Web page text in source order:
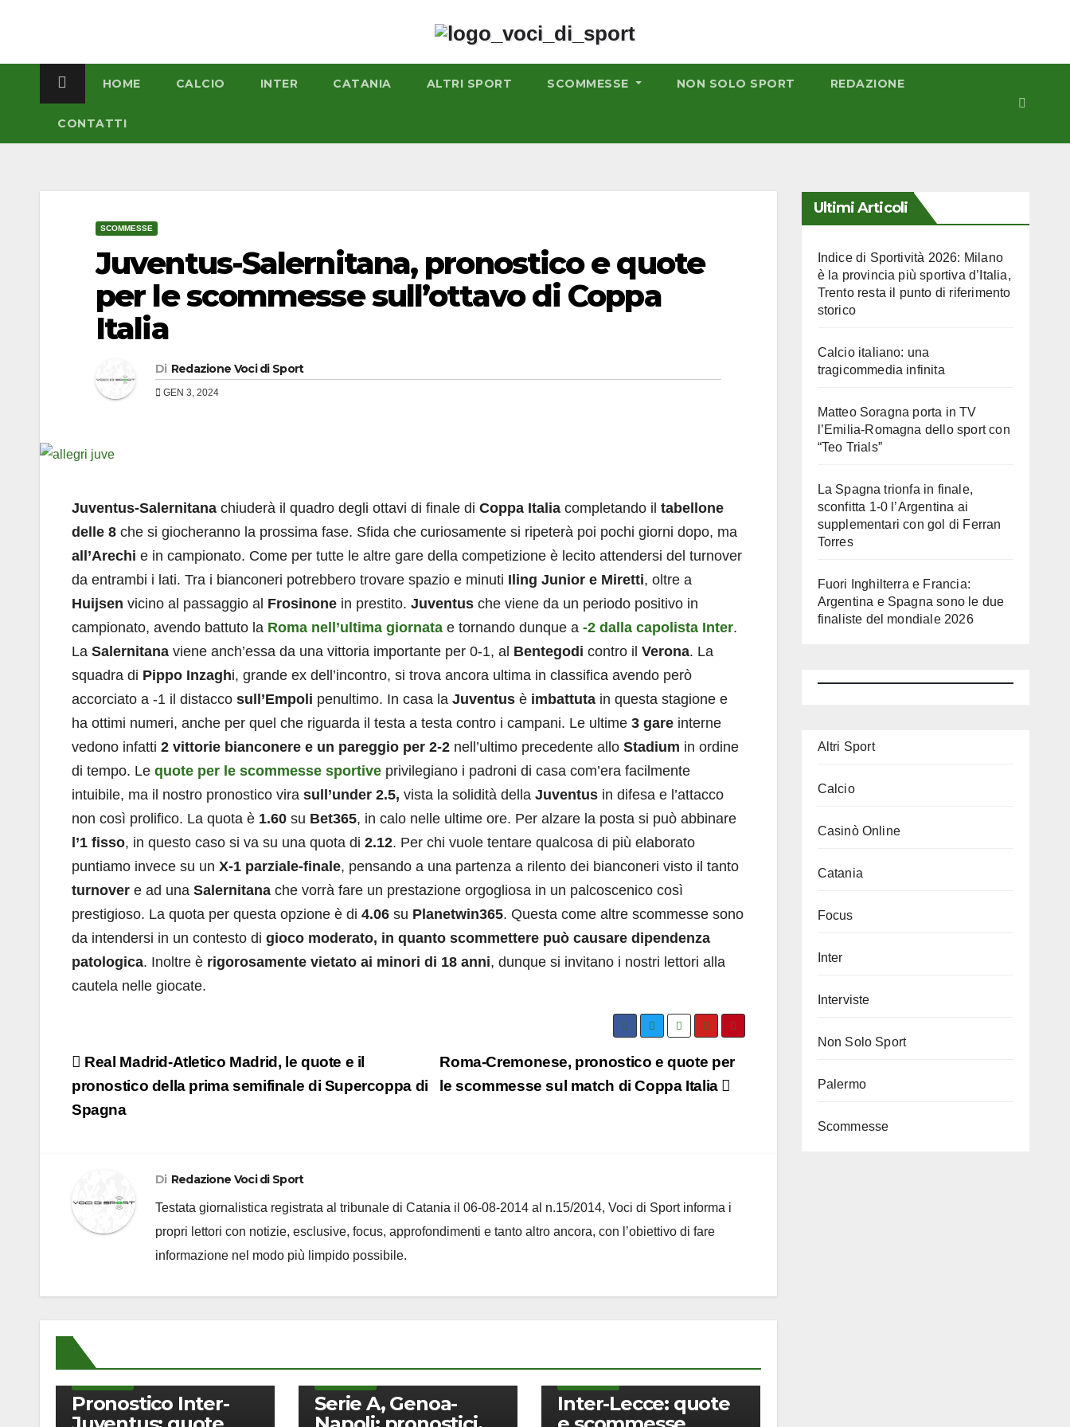
HOME CALCIO INTER CATANIA ALTRI SPORT SCOMMESSE NON SOLO SPORT REDAZIONE
CONTATTI
SCOMMESSE
Juventus-Salernitana, pronostico e quote
per le scommesse sull’ottavo di Coppa
Italia
Di Redazione Voci di Sport
GEN 3, 2024
Juventus-Salernitana chiuderà il quadro degli ottavi di finale di Coppa Italia completando il tabellone
delle 8 che si giocheranno la prossima fase. Sfida che curiosamente si ripeterà poi pochi giorni dopo, ma
all’Arechi e in campionato. Come per tutte le altre gare della competizione è lecito attendersi del turnover
da entrambi i lati. Tra i bianconeri potrebbero trovare spazio e minuti Iling Junior e Miretti, oltre a
Huijsen vicino al passaggio al Frosinone in prestito. Juventus che viene da un periodo positivo in
campionato, avendo battuto la Roma nell’ultima giornata e tornando dunque a -2 dalla capolista Inter.
La Salernitana viene anch’essa da una vittoria importante per 0-1, al Bentegodi contro il Verona. La
squadra di Pippo Inzaghi, grande ex dell’incontro, si trova ancora ultima in classifica avendo però
accorciato a -1 il distacco sull’Empoli penultimo. In casa la Juventus è imbattuta in questa stagione e
ha ottimi numeri, anche per quel che riguarda il testa a testa contro i campani. Le ultime 3 gare interne
vedono infatti 2 vittorie bianconere e un pareggio per 2-2 nell’ultimo precedente allo Stadium in ordine
di tempo. Le quote per le scommesse sportive privilegiano i padroni di casa com’era facilmente
intuibile, ma il nostro pronostico vira sull’under 2.5, vista la solidità della Juventus in difesa e l’attacco
non così prolifico. La quota è 1.60 su Bet365, in calo nelle ultime ore. Per alzare la posta si può abbinare
l’1 fisso, in questo caso si va su una quota di 2.12. Per chi vuole tentare qualcosa di più elaborato
puntiamo invece su un X-1 parziale-finale, pensando a una partenza a rilento dei bianconeri visto il tanto
turnover e ad una Salernitana che vorrà fare un prestazione orgogliosa in un palcoscenico così
prestigioso. La quota per questa opzione è di 4.06 su Planetwin365. Questa come altre scommesse sono
da intendersi in un contesto di gioco moderato, in quanto scommettere può causare dipendenza
patologica. Inoltre è rigorosamente vietato ai minori di 18 anni, dunque si invitano i nostri lettori alla
cautela nelle giocate.
Navigazione
articoli
Roma-Cremonese, pronostico e quote per
le scommesse sul match di Coppa Italia
Real Madrid-Atletico Madrid, le quote e il
pronostico della prima semifinale di Supercoppa di
Spagna
Di Redazione Voci di Sport
Testata giornalistica registrata al tribunale di Catania il 06-08-2014 al n.15/2014, Voci di Sport informa i
propri lettori con notizie, esclusive, focus, approfondimenti e tanto altro ancora, con l’obiettivo di fare
informazione nel modo più limpido possibile.
Pronostico Inter-
Serie A, Genoa-
Inter-Lecce: quote
Ultimi Articoli
Indice di Sportività 2026: Milano
è la provincia più sportiva d’Italia,
Trento resta il punto di riferimento
storico
Calcio italiano: una
tragicommedia infinita
Matteo Soragna porta in TV
l’Emilia-Romagna dello sport con
“Teo Trials”
La Spagna trionfa in finale,
sconfitta 1-0 l’Argentina ai
supplementari con gol di Ferran
Torres
Fuori Inghilterra e Francia:
Argentina e Spagna sono le due
finaliste del mondiale 2026
Altri Sport
Calcio
Casinò Online
Catania
Focus
Inter
Interviste
Non Solo Sport
Palermo
Scommesse